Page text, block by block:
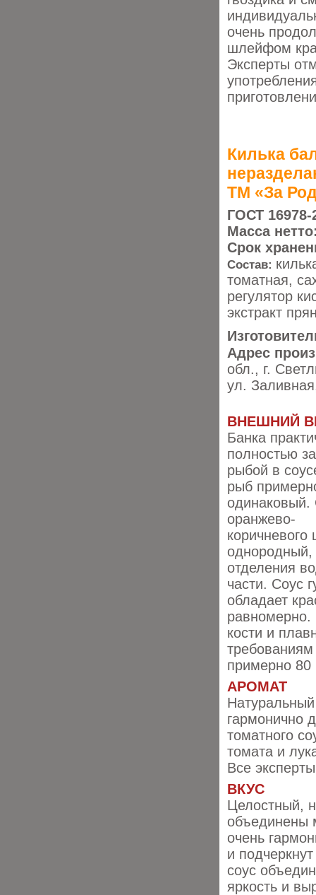
очень
шлейфом
Эксперты
Килька
ТМ «За
ГОСТ 16978-
Масса
Срок
Состав:
томатная,
регулятор
экстракт
Адрес
обл., г.
ул.
ВНЕШНИЙ
Банка
полностью
рыбой в
рыб
одинаковый.
оранжево-
коричневого
однородный,
отделения
части. Соус
обладает
равномерно.
кости и
примерно 80
АРОМАТ
гармонично
томатного
томата и
Все
ВКУС
Целостный,
объединены
очень
и
соус
яркость и